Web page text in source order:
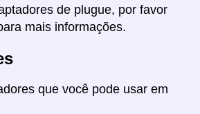
de plugue, por favor
mais informações.
que você pode usar em